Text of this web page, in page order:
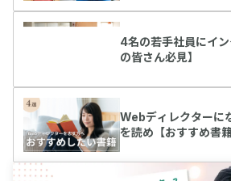
4名の若手社員にイ
の皆さん必見】
Webディレクターに
を読め【おすすめ書